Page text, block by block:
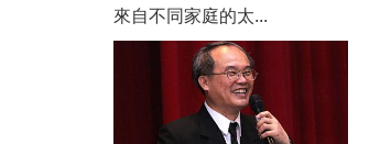
來自不同家庭的太...